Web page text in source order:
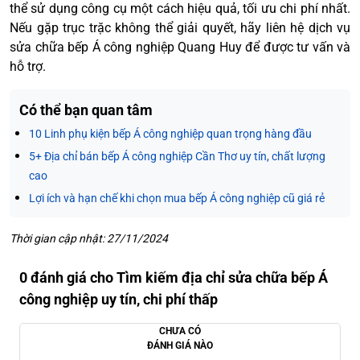
thể sử dụng công cụ một cách hiệu quả, tối ưu chi phí nhất.
Nếu gặp trục trặc không thể giải quyết, hãy liên hệ dịch vụ
sửa chữa bếp Á công nghiệp Quang Huy để được tư vấn và
hỗ trợ.
Có thể bạn quan tâm
10 Linh phụ kiện bếp Á công nghiệp quan trọng hàng đầu
5+ Địa chỉ bán bếp Á công nghiệp Cần Thơ uy tín, chất lượng
cao
Lợi ích và hạn chế khi chọn mua bếp Á công nghiệp cũ giá rẻ
Thời gian cập nhật: 27/11/2024
0 đánh giá cho Tìm kiếm địa chỉ sửa chữa bếp Á
công nghiệp uy tín, chi phí thấp
CHƯA CÓ
ĐÁNH GIÁ NÀO